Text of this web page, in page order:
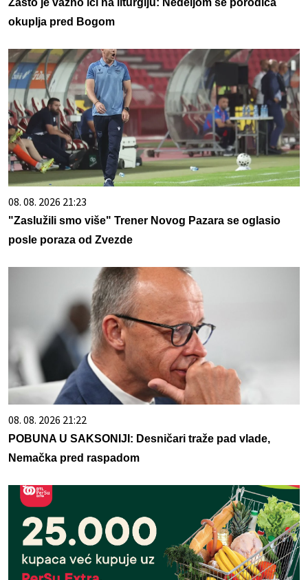
Zašto je važno ići na liturgiju: Nedeljom se porodica
okuplja pred Bogom
08. 08. 2026 21:23
"Zaslužili smo više" Trener Novog Pazara se oglasio
posle poraza od Zvezde
08. 08. 2026 21:22
POBUNA U SAKSONIJI: Desničari traže pad vlade,
Nemačka pred raspadom